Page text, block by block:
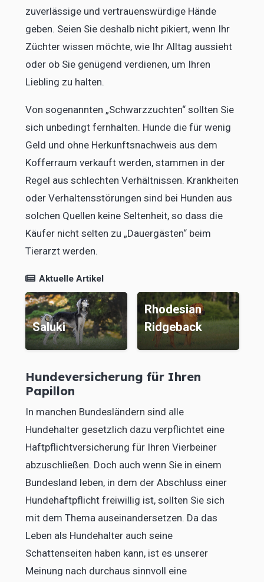
zuverlässige und vertrauenswürdige Hände
geben. Seien Sie deshalb nicht pikiert, wenn Ihr
Züchter wissen möchte, wie Ihr Alltag aussieht
oder ob Sie genügend verdienen, um Ihren
Liebling zu halten.
Von sogenannten „Schwarzzuchten“ sollten Sie
sich unbedingt fernhalten. Hunde die für wenig
Geld und ohne Herkunftsnachweis aus dem
Kofferraum verkauft werden, stammen in der
Regel aus schlechten Verhältnissen. Krankheiten
oder Verhaltensstörungen sind bei Hunden aus
solchen Quellen keine Seltenheit, so dass die
Käufer nicht selten zu „Dauergästen“ beim
Tierarzt werden.
Aktuelle Artikel
Saluki
Rhodesian
Ridgeback
Hundeversicherung für Ihren
Papillon
In manchen Bundesländern sind alle
Hundehalter gesetzlich dazu verpflichtet eine
Haftpflichtversicherung für Ihren Vierbeiner
abzuschließen. Doch auch wenn Sie in einem
Bundesland leben, in dem der Abschluss einer
Hundehaftpflicht freiwillig ist, sollten Sie sich
mit dem Thema auseinandersetzen. Da das
Leben als Hundehalter auch seine
Schattenseiten haben kann, ist es unserer
Meinung nach durchaus sinnvoll eine